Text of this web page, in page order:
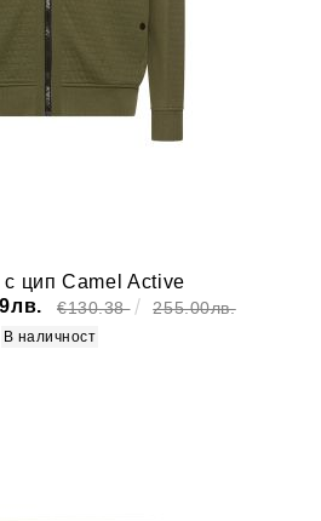
цип Camel Active
€130.38 255.00лв.
В наличност